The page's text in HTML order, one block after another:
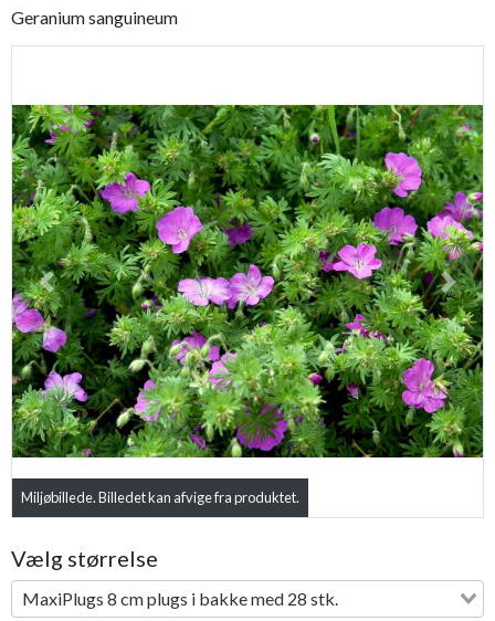
Geranium sanguineum
Miljøbillede. Billedet kan afvige fra produktet.
Previous Next
Vælg størrelse
MaxiPlugs 8 cm plugs i bakke med 28 stk.